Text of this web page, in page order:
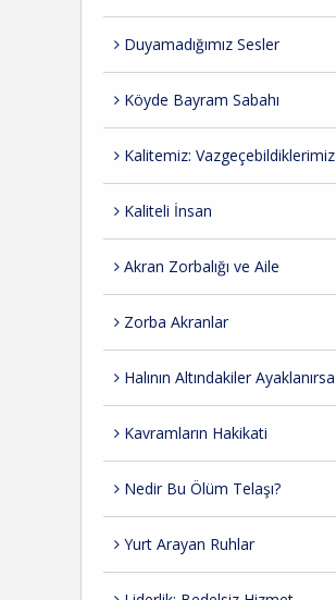
Duyamadığımız Sesler
Köyde Bayram Sabahı
Kalitemiz: Vazgeçebildiklerimiz
Kaliteli İnsan
Akran Zorbalığı ve Aile
Zorba Akranlar
Halının Altındakiler Ayaklanırsa
Kavramların Hakikati
Nedir Bu Ölüm Telaşı?
Yurt Arayan Ruhlar